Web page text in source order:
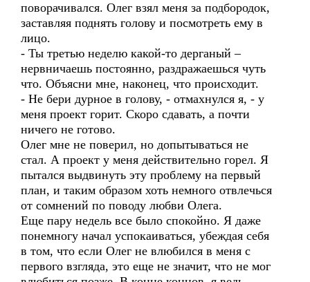
поворачивался. Олег взял меня за подбородок,
заставляя поднять голову и посмотреть ему в
лицо.
- Ты третью неделю какой-то дерганый –
нервничаешь постоянно, раздражаешься чуть
что. Объясни мне, наконец, что происходит.
- Не бери дурное в голову, - отмахнулся я, - у
меня проект горит. Скоро сдавать, а почти
ничего не готово.
Олег мне не поверил, но допытываться не
стал. А проект у меня действительно горел. Я
пытался выдвинуть эту проблему на первый
план, и таким образом хоть немного отвлечься
от сомнений по поводу любви Олега.
Еще пару недель все было спокойно. Я даже
понемногу начал успокаиваться, убеждая себя
в том, что если Олег не влюбился в меня с
первого взгляда, это еще не значит, что не мог